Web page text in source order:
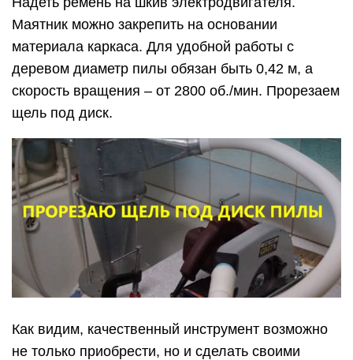
Маятник можно закрепить на основании
материала каркаса. Для удобной работы с
деревом диаметр пилы обязан быть 0,42 м, а
скорость вращения – от 2800 об./мин. Прорезаем
щель под диск.
Как видим, качественный инструмент возможно
не только приобрести, но и сделать своими